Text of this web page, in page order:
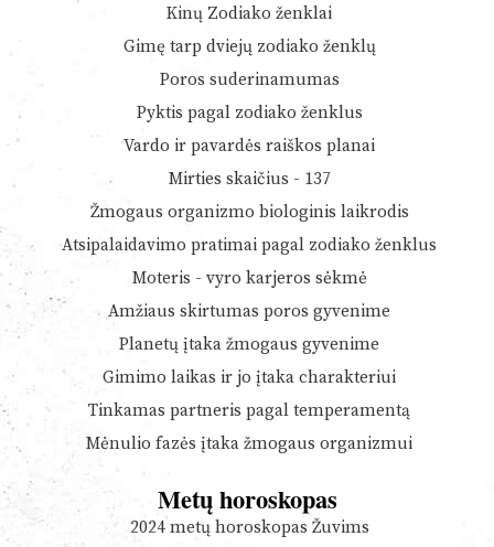
Kinų Zodiako ženklai
Gimę tarp dviejų zodiako ženklų
Poros suderinamumas
Pyktis pagal zodiako ženklus
Vardo ir pavardės raiškos planai
Mirties skaičius - 137
Žmogaus organizmo biologinis laikrodis
Atsipalaidavimo pratimai pagal zodiako ženklus
Moteris - vyro karjeros sėkmė
Amžiaus skirtumas poros gyvenime
Planetų įtaka žmogaus gyvenime
Gimimo laikas ir jo įtaka charakteriui
Tinkamas partneris pagal temperamentą
Mėnulio fazės įtaka žmogaus organizmui
Metų horoskopas
2024 metų horoskopas Žuvims